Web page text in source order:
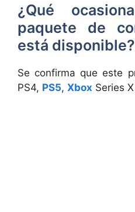
¿Qué
paquete de
está disponible?
Se confirma que este
PS4, PS5, Xbox Series